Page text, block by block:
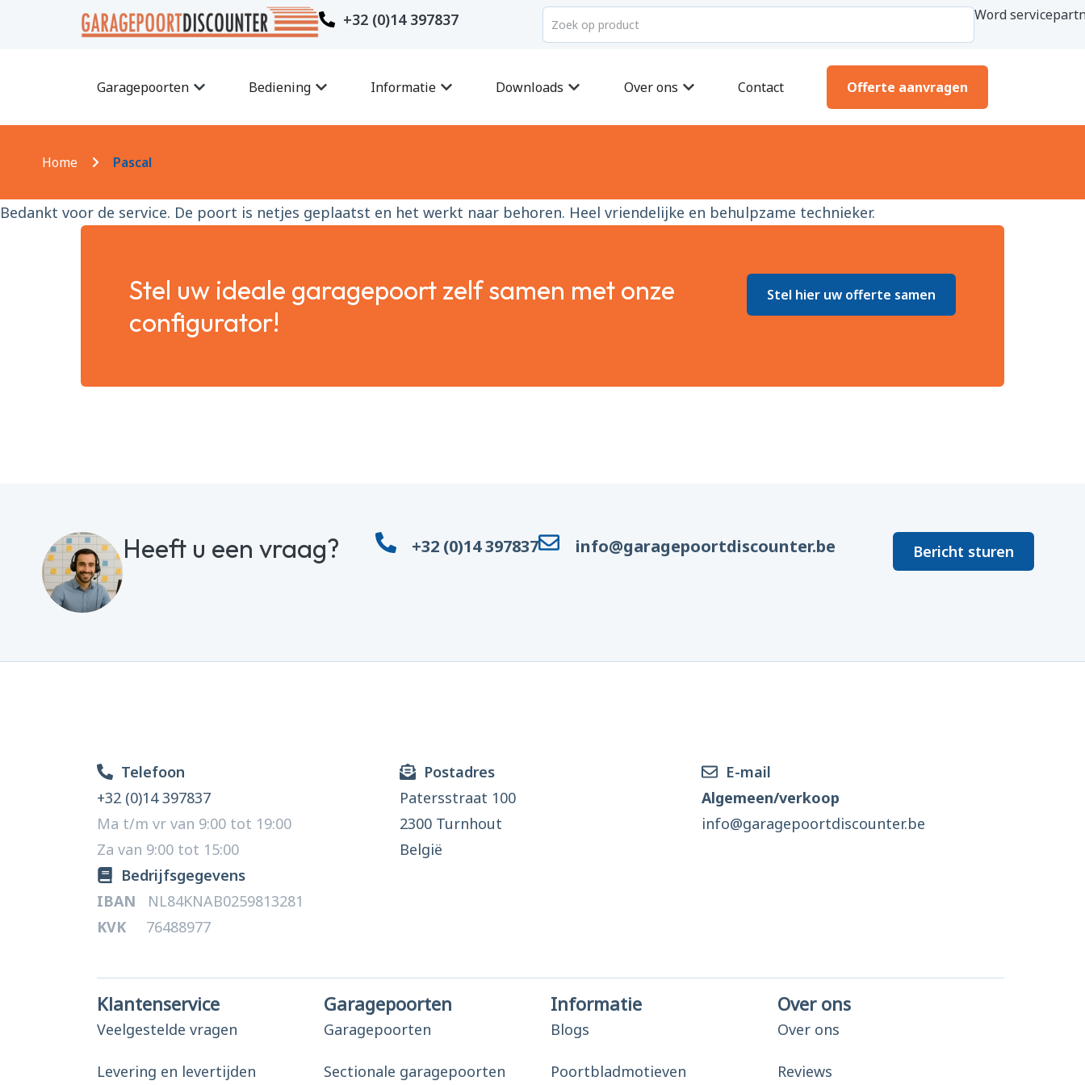
+32 (0)14 397837 Word
Garagepoorten Bediening Informatie Downloads Over ons Contact Offerte aanvragen
Home Pascal
Bedankt voor de service. De poort is netjes geplaatst en het werkt naar behoren. Heel vriendelijke en behulpzame technieker.
Stel uw ideale garagepoort zelf samen met onze
configurator!
Stel hier uw offerte samen
Heeft u een vraag? +32 (0)14 397837 info@garagepoortdiscounter.be Bericht sturen
Telefoon
+32 (0)14 397837
Ma t/m vr van 9:00 tot 19:00
Za van 9:00 tot 15:00
Postadres
Patersstraat 100
2300 Turnhout
België
E-mail
Algemeen/verkoop
info@garagepoortdiscounter.be
Bedrijfsgegevens
IBAN NL84KNAB0259813281
KVK 76488977
Klantenservice
Veelgestelde vragen
Levering en levertijden
Garagepoorten
Garagepoorten
Sectionale garagepoorten
Informatie
Blogs
Poortbladmotieven
Over ons
Over ons
Reviews